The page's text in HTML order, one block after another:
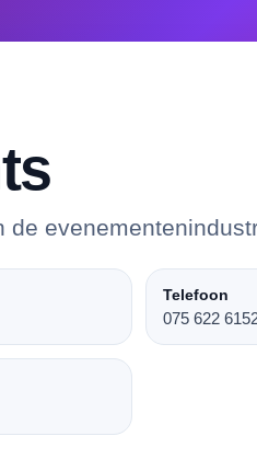
de
Telefoon
075 622